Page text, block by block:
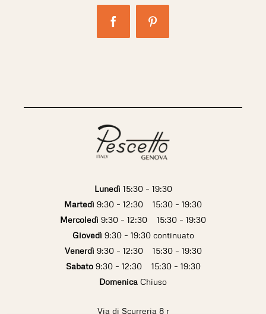
FacebookPinterest
Lunedì 15:30 – 19:30
Martedì 9:30 – 12:30 15:30 – 19:30
Mercoledì 9:30 – 12:30 15:30 – 19:30
Giovedì 9:30 – 19:30 continuato
Venerdì 9:30 – 12:30 15:30 – 19:30
Sabato9:30 – 12:30 15:30 – 19:30
Domenica Chiuso
Via di Scurreria 8 r